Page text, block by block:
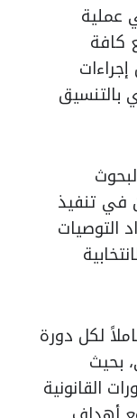
عملية
كافة
بالتنسيق
في تنفيذ
التوصيات
لكل دورة
بحيث
القانونية